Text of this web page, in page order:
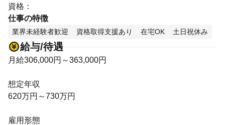
資格：
仕事の特徴
業界未経験者歓迎 資格取得支援あり 在宅OK 土日祝休み
給与/待遇
月給306,000円～363,000円
想定年収
620万円～730万円
雇用形態